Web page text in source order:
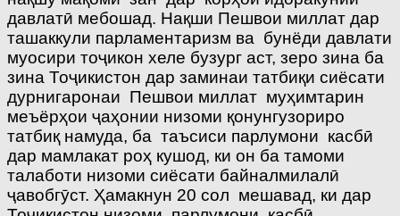
давлатӣ мебошад. Нақши Пешвои миллат дар
ташаккули парламентаризм ва бунёди давлати
муосири тоҷикон хеле бузург аст, зеро зина ба
зина Тоҷикистон дар заминаи татбиқи сиёсати
дурнигаронаи Пешвои миллат муҳимтарин
меъёрҳои ҷаҳонии низоми қонунгузориро
татбиқ намуда, ба таъсиси парлумони касбӣ
дар мамлакат роҳ кушод, ки он ба тамоми
талаботи низоми сиёсати байналмилалӣ
ҷавобгӯст. Ҳамакнун 20 сол мешавад, ки дар